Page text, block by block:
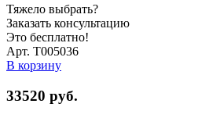
Тяжело выбрать?
Заказать консультацию
Это бесплатно!
Арт. Т005036
В корзину
33520 руб.